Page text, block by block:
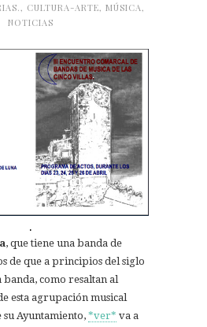
, CULTURA-ARTE, MÚSICA ,
NOTICIAS
.
, que tiene una banda de
de que a principios del siglo
banda, como resaltan al
esta agrupación musical
su Ayuntamiento, *ver* va a